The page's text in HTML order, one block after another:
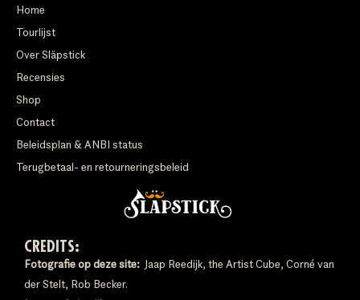
Home
Tourlijst
Over Släpstick
Recensies
Shop
Contact
Beleidsplan & ANBI status
Terugbetaal- en retourneringsbeleid
CREDITS:
Fotografie op deze site: Jaap Reedijk, the Artist Cube, Corné van
der Stelt, Rob Becker.